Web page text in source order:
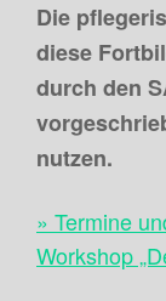
Die
diese
durch den
nutzen.
» Termine
Workshop